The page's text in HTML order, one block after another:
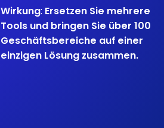
Wirkung: Ersetzen Sie mehrere
Tools und bringen Sie über 100
Geschäftsbereiche auf einer
einzigen Lösung zusammen.